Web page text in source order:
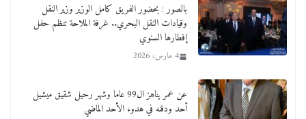
بالصور : بحضور الفريق كامل الوزير وزير النقل
وقيادات النقل البحري.. غرفة الملاحة تنظم حفل
إفطارها السنوي
4 مارس، 2026
عن عمر يناهز ال99 عاما وشهر رحيل شقيق ميشيل
أحد ودفنه في هدوء الأحد الماضي